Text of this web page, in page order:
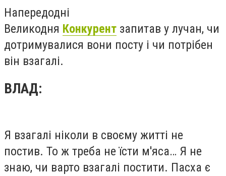
Напередодні
Великодня Конкурент запитав у лучан, чи
дотримувалися вони посту і чи потрібен
він взагалі.
ВЛАД:
Я взагалі ніколи в своєму житті не
постив. То ж треба не їсти м'яса… Я не
знаю, чи варто взагалі постити. Пасха є